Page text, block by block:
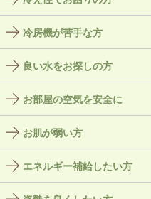
冷房機が苦手な方
良い水をお探しの方
お部屋の空気を安全に
お肌が弱い方
エネルギー補給したい方